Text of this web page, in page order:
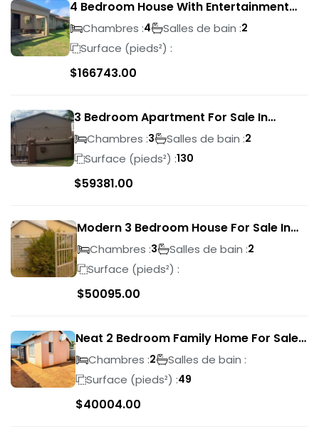
4 Bedroom House With Entertainment
Area In Randhart
Chambres :4 Salles de bain :2
Surface (pieds²) :
$166743.00
3 Bedroom Apartment For Sale In
Verwoerdpark
Chambres :3 Salles de bain :2
Surface (pieds²) :130
$59381.00
Modern 3 Bedroom House For Sale In
Albertsdal
Chambres :3 Salles de bain :2
Surface (pieds²) :
$50095.00
Neat 2 Bedroom Family Home For Sale
In Sky City
Chambres :2
Salles de bain :
Surface (pieds²) :49
$40004.00